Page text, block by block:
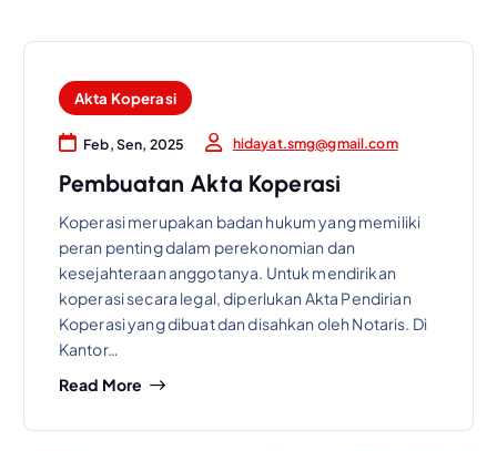
Akta Koperasi
Feb, Sen, 2025 hidayat.smg@gmail.com
Pembuatan Akta Koperasi
Koperasi merupakan badan hukum yang memiliki
peran penting dalam perekonomian dan
kesejahteraan anggotanya. Untuk mendirikan
koperasi secara legal, diperlukan Akta Pendirian
Koperasi yang dibuat dan disahkan oleh Notaris. Di
Kantor…
Read More